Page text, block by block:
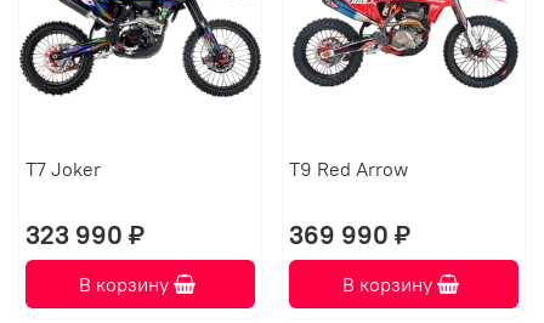
T7 Joker
323 990 ₽
В корзину
T9 Red Arrow
369 990 ₽
В корзину